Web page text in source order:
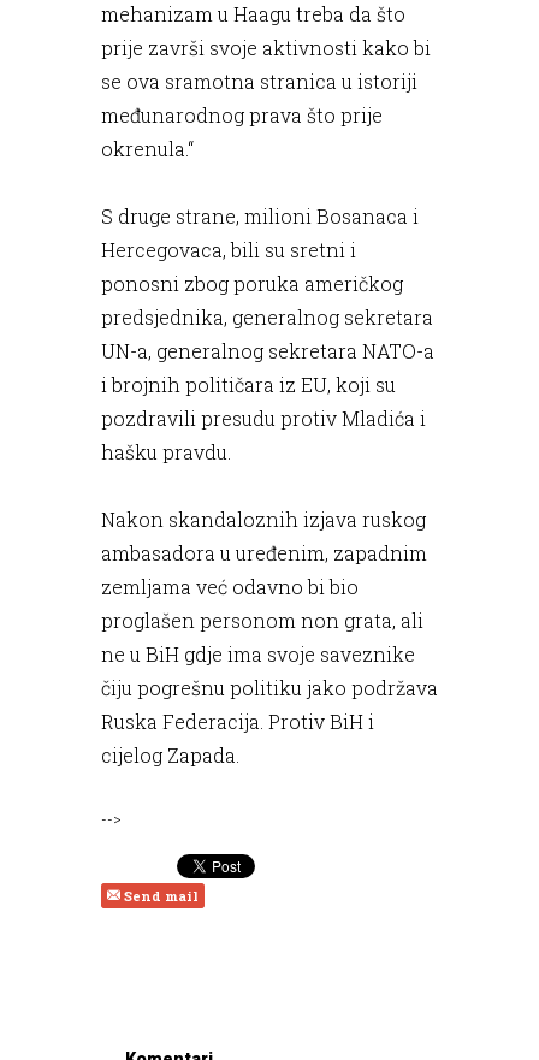
mehanizam u Haagu treba da što
prije završi svoje aktivnosti kako bi
se ova sramotna stranica u istoriji
međunarodnog prava što prije
okrenula.“
S druge strane, milioni Bosanaca i
Hercegovaca, bili su sretni i
ponosni zbog poruka američkog
predsjednika, generalnog sekretara
UN-a, generalnog sekretara NATO-a
i brojnih političara iz EU, koji su
pozdravili presudu protiv Mladića i
hašku pravdu.
Nakon skandaloznih izjava ruskog
ambasadora u uređenim, zapadnim
zemljama već odavno bi bio
proglašen personom non grata, ali
ne u BiH gdje ima svoje saveznike
čiju pogrešnu politiku jako podržava
Ruska Federacija. Protiv BiH i
cijelog Zapada.
-->
Send mail